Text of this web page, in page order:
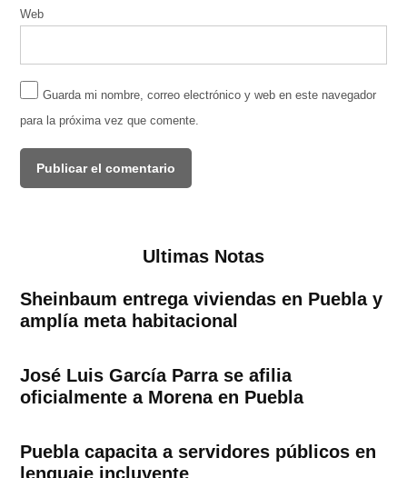
Web
Guarda mi nombre, correo electrónico y web en este navegador
para la próxima vez que comente.
Ultimas Notas
Sheinbaum entrega viviendas en Puebla y
amplía meta habitacional
José Luis García Parra se afilia
oficialmente a Morena en Puebla
Puebla capacita a servidores públicos en
lenguaje incluyente